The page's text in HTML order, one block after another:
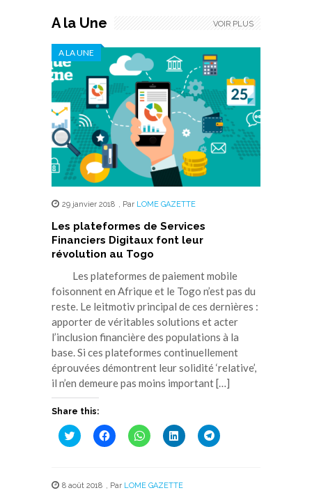
A la Une
A LA UNE
29 janvier 2018 , Par LOME GAZETTE
Les plateformes de Services
Financiers Digitaux font leur
révolution au Togo
Les plateformes de paiement mobile
foisonnent en Afrique et le Togo n’est pas du
reste. Le leitmotiv principal de ces dernières :
apporter de véritables solutions et acter
l’inclusion financière des populations à la
base. Si ces plateformes continuellement
éprouvées démontrent leur solidité ‘relative’,
il n’en demeure pas moins important […]
Share this:
Cliquez
pour
une
Cliquez
pour
une
Cliquez
pour
une
Cliquez
pour
une
Cliquez
pour
8 août 2018 , Par LOME GAZETTE
VOIR PLUS